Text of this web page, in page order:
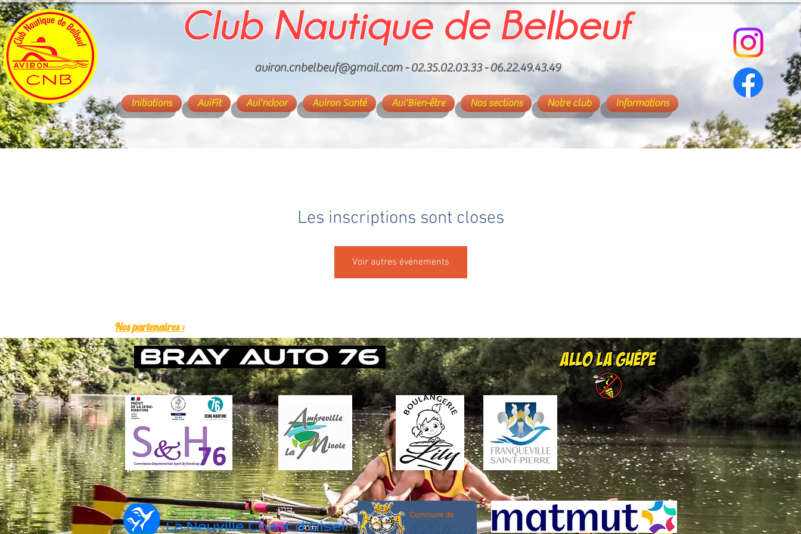
Club Nautique de Belbeuf
aviron.cnbelbeuf@gmail.com- 02.35.02.03.33 - 06.22.49.43.49
Initiations AviFit Avi'ndoor Aviron Santé Avi'Bien-être Nos sections Notre club Informations
Les inscriptions sont closes
Voir autres événements
Nos partenaires :